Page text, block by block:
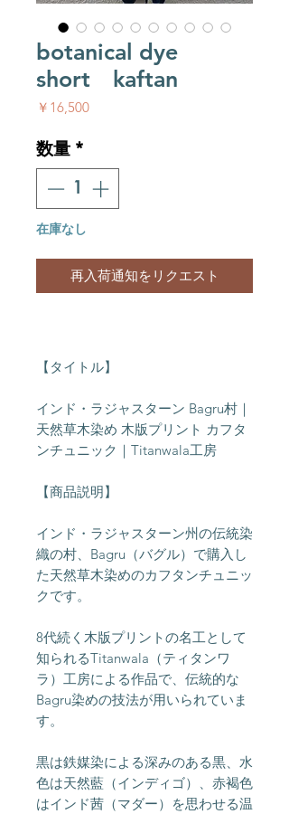
botanical dye
short kaftan
￥16,500価格
数量 *
在庫なし
再入荷通知をリクエスト
【タイトル】
インド・ラジャスターン Bagru村｜
天然草木染め 木版プリント カフタ
ンチュニック｜Titanwala工房
【商品説明】
インド・ラジャスターン州の伝統染
織の村、Bagru（バグル）で購入し
た天然草木染めのカフタンチュニッ
クです。
8代続く木版プリントの名工として
知られるTitanwala（ティタンワ
ラ）工房による作品で、伝統的な
Bagru染めの技法が用いられていま
す。
黒は鉄媒染による深みのある黒、水
色は天然藍（インディゴ）、赤褐色
はインド茜（マダー）を思わせる温